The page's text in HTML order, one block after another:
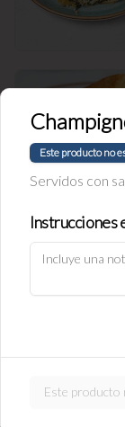
Política
Haga clic en
Este producto no
Servidos con
Instrucciones
Este producto